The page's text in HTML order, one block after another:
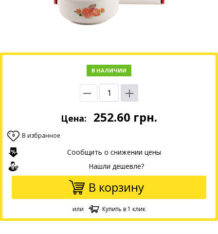
В НАЛИЧИИ
Цена: 252.60 грн.
0 В избранное
Сообщить о снижении цены
Нашли дешевле?
В корзину
или Купить в 1 клик